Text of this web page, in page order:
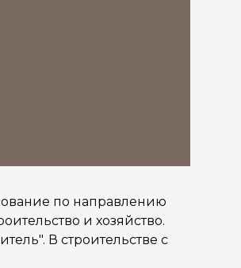
по направлению
и хозяйство.
В строительстве с